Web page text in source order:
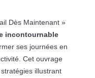
Dès Maintenant »
incontournable
ses journées en
Cet ouvrage
illustrant